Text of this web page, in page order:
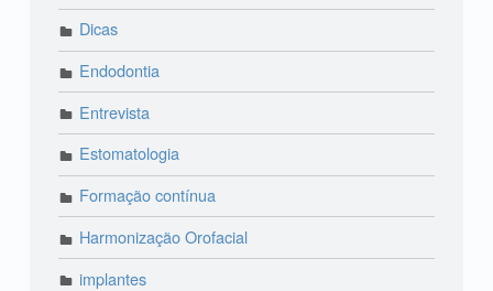
Dicas
Endodontia
Entrevista
Estomatologia
Formação contínua
Harmonização Orofacial
implantes